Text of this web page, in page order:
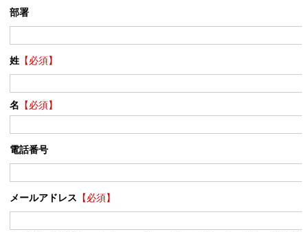
部署
姓【必須】
名 【必須】
電話番号
メールアドレス 【必須】